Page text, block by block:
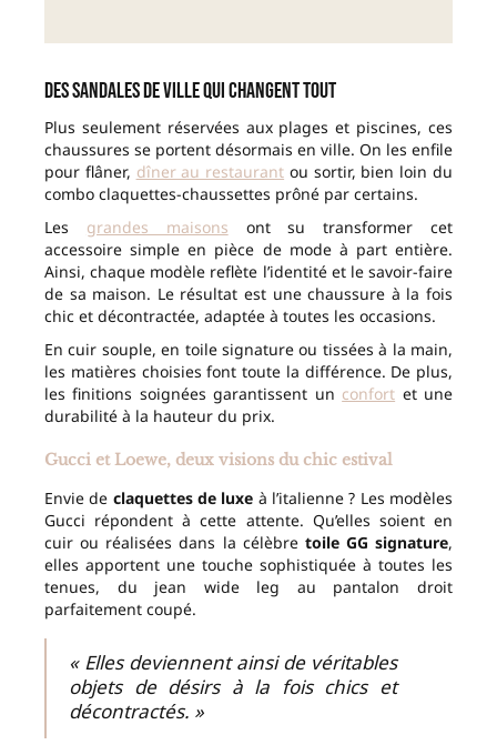
Des sandales de ville qui changent tout
Plus seulement réservées aux plages et piscines, ces
chaussures se portent désormais en ville. On les enfile
pour flâner, dîner au restaurant ou sortir, bien loin du
combo claquettes-chaussettes prôné par certains.
Les grandes maisons ont su transformer cet
accessoire simple en pièce de mode à part entière.
Ainsi, chaque modèle reflète l’identité et le savoir-faire
de sa maison. Le résultat est une chaussure à la fois
chic et décontractée, adaptée à toutes les occasions.
En cuir souple, en toile signature ou tissées à la main,
les matières choisies font toute la différence. De plus,
les finitions soignées garantissent un confort et une
durabilité à la hauteur du prix.
Gucci et Loewe, deux visions du chic estival
Envie de claquettes de luxe à l’italienne ? Les modèles
Gucci répondent à cette attente. Qu’elles soient en
cuir ou réalisées dans la célèbre toile GG signature,
elles apportent une touche sophistiquée à toutes les
tenues, du jean wide leg au pantalon droit
parfaitement coupé.
« Elles deviennent ainsi de véritables
objets de désirs à la fois chics et
décontractés. »